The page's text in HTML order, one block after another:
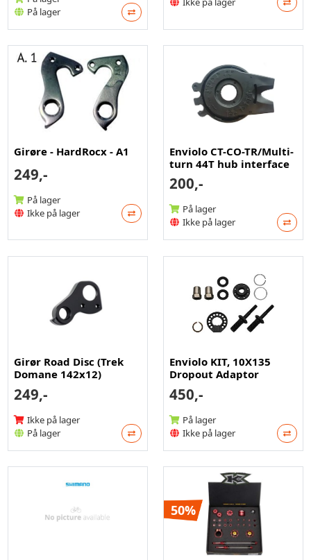
På lager
Girøre - HardRocx - A1
249,-
På lager
Ikke på lager
Enviolo CT-CO-TR/Multi-
turn 44T hub interface
200,-
På lager
Ikke på lager
Girør Road Disc (Trek
Domane 142x12)
249,-
Ikke på lager
På lager
Enviolo KIT, 10X135
Dropout Adaptor
450,-
På lager
Ikke på lager
50%